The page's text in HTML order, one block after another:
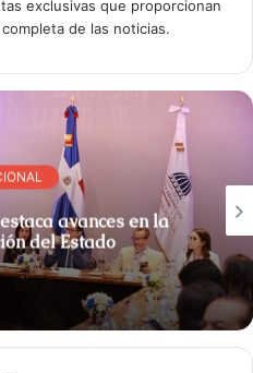
exclusivas que proporcionan
de las noticias.
avances en la
del Estado